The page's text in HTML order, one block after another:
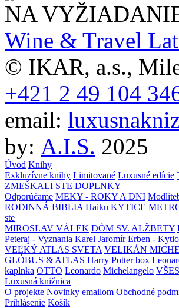
NA
Wine & Travel
© IKAR, a.s.,
+421 2 49 104
email:
by: A.I.S. 2025
Úvod Knihy
Exkluzívne knihy Limitované Luxusné edície
ZMEŠKALI STE DOPLNKY
Odporúčame MEKY - ROKY A DNI
RODINNÁ BIBLIA Haiku KYTICE
ste
MIROSLAV VÁLEK DÓM SV. ALŽBETY
Peteraj - Vyznania Karel Jaromír Erben -
VEĽKÝ ATLAS SVETA VELIKÁN
GLÓBUS & ATLAS Harry Potter box
kaplnka OTTO Leonardo Michelangelo
Luxusná knižnica
O projekte Novinky emailom Obchodné
Prihlásenie Košík